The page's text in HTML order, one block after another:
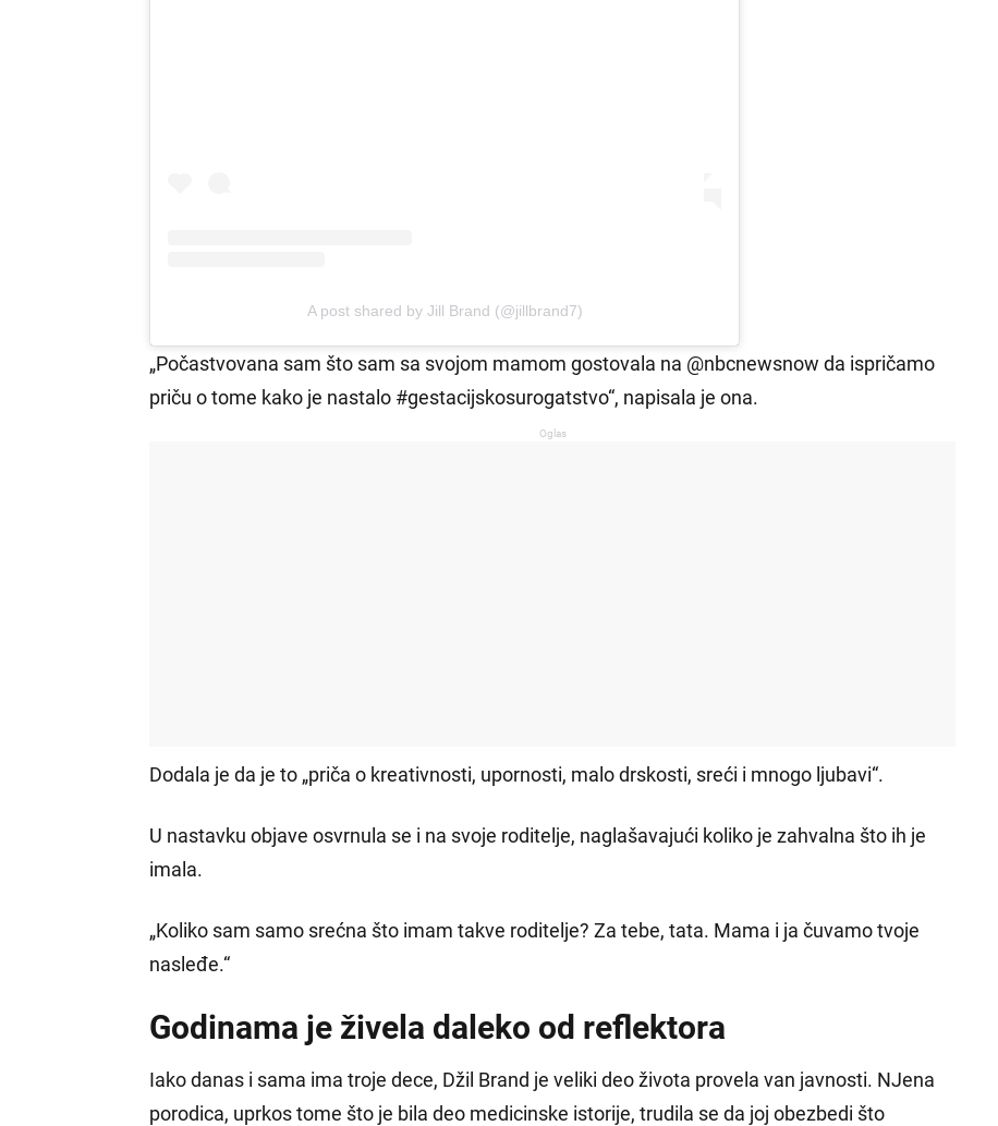
A post shared by Jill Brand (@jillbrand7)
„Počastvovana sam što sam sa svojom mamom gostovala na @nbcnewsnow da ispričamo
priču o tome kako je nastalo #gestacijskosurogatstvo“, napisala je ona.
Oglas
Dodala je da je to „priča o kreativnosti, upornosti, malo drskosti, sreći i mnogo ljubavi“.
U nastavku objave osvrnula se i na svoje roditelje, naglašavajući koliko je zahvalna što ih je
imala.
„Koliko sam samo srećna što imam takve roditelje? Za tebe, tata. Mama i ja čuvamo tvoje
nasleđe.“
Godinama je živela daleko od reflektora
Iako danas i sama ima troje dece, Džil Brand je veliki deo života provela van javnosti. NJena
porodica, uprkos tome što je bila deo medicinske istorije, trudila se da joj obezbedi što